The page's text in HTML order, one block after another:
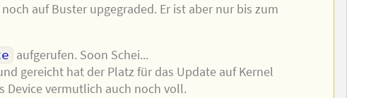
auf Buster upgegraded. Er ist aber nur bis zum
aufgerufen. Soon Schei...
gereicht hat der Platz für das Update auf Kernel
Device vermutlich auch noch voll.